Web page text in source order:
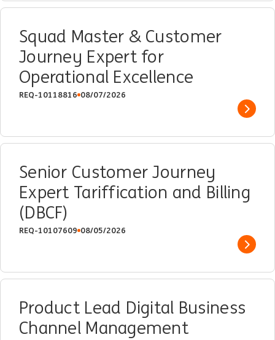
Squad Master & Customer
Journey Expert for
Operational Excellence
REQ-10118816 08/07/2026
Show
Senior Customer Journey
Expert Tariffication and Billing
(DBCF)
REQ-10107609 08/05/2026
Show
Product Lead Digital Business
Channel Management